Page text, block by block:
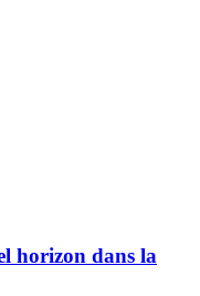
horizon dans la